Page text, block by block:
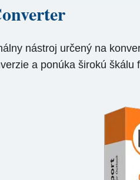
nástroj určený na
a ponúka širokú